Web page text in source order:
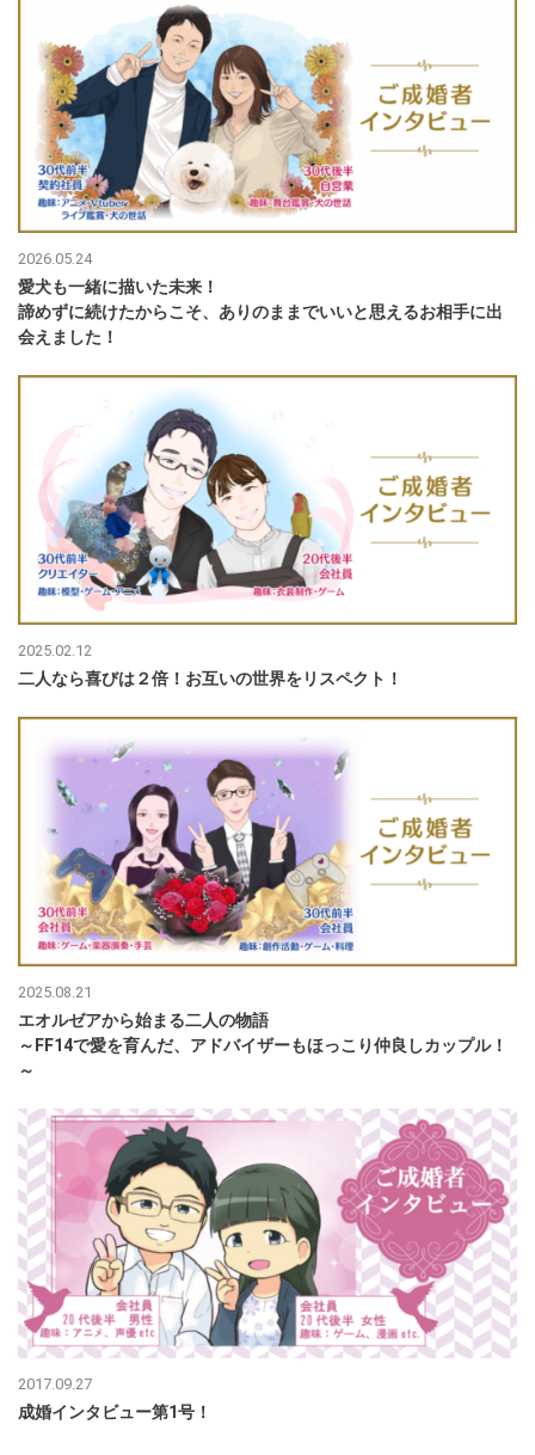
2026.05.24
愛犬も一緒に描いた未来！
諦めずに続けたからこそ、ありのままでいいと思えるお相手に出
会えました！
2025.02.12
二人なら喜びは２倍！お互いの世界をリスペクト！
2025.08.21
エオルゼアから始まる二人の物語
～FF14で愛を育んだ、アドバイザーもほっこり仲良しカップル！
～
2017.09.27
成婚インタビュー第1号！